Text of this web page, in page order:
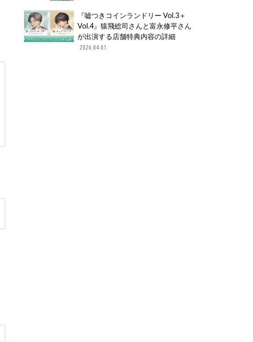
『嘘つきコインランドリー Vol.3＋
Vol.4』猿飛総司さんと富永修平さん
が出演する店舗特典内容の詳細
2026.04.01